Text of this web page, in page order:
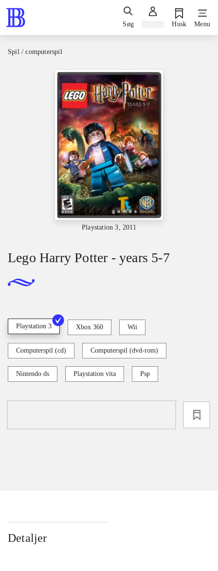
Søg Husk Menu
Spil / computerspil
Playstation 3, 2011
Lego Harry Potter - years 5-7
Playstation 3 Xbox 360 Wii
Computerspil (cd) Computerspil (dvd-rom)
Nintendo ds Playstation vita Psp
Detaljer